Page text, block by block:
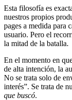
Esta filosofía es
nuestros propios
pages a medida para
usuario. Pero el
la mitad de la batalla.
En el momento en
de alta intención, la
No se trata solo de
interés”. Se trata de
que buscó.